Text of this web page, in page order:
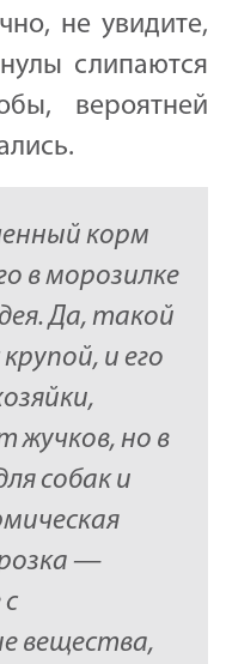
не увидите,
слипаются
вероятней
корм
в морозилке
Да, такой
и его
жучков, но в
собак и
—
вещества,